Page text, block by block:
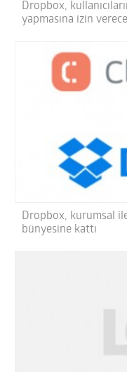
Dropbox,
yapmasına izin
Dropbox, kurumsal
bünyesine kattı